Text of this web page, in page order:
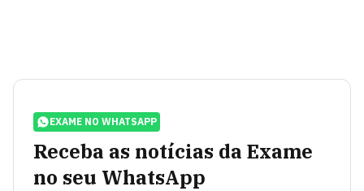
EXAME NO WHATSAPP
Receba as notícias da Exame
no seu WhatsApp